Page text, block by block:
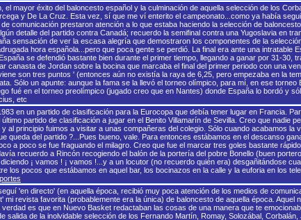
el mayor éxito del baloncesto español y la culminación de aquella selección de los
y De La Cruz. Esta vez, sí que me ví enterito el campeonato...como ya había
comunicación prestaron atención a lo que estaba haciendo la selección de
detalle del partido contra Canadá; recuerdo la semifinal contra una Yugoslavia en
sensación de ver la escasa alegría que demostraron los componentes de la
hora española...pero que poca gente se perdió. La final era ante una intratable
se defendió bastante bien durante el primer tiempo, llegando a ganar por 31-30,
canasta de Jordan sobre la bocina que marcaba el final del primer periodo con una
son tres puntos ' (entonces aún no existía la raya de 6,25, pero empezaba en la
Sólo un apunte: aunque la fama se la llevó el torneo olímpico, para mí, en ese
fué en el torneo preolímpico (jugado creo que en Nantes) donde España lo bordó y
etc
en un partido de clasificación para la Eurocopa que debía tener lugar en Francia.
partido de clasificación a jugar en el Benito Villamarín de Sevilla. Creo que nadie
y al principio fuimos a visitar a unas compañeras del colegio. Sólo cuando acabamos
queda del partido ?...Pues bueno, vale. Para entonces estábamos en el descanso
a poco se fue fraguando el milagro. Creo que fue el marcar tres goles bastante
recuerdo a Rincón recogiendo el balón de la portería del pobre Bonello (buen
¡ vamos ! ¡ vamos !...y a un locutor (no recuerdo quién era) desgañitándose
los pocos que estábamos en aquel bar, los bocinazos en la calle y la euforia en los
'en directo' (en aquella época, recibió muy poca atención de los medios de
mi revista favorita (probablemente era la única) de baloncesto de aquella época. Aquel
es que en Nuevo Basket redactaban las cosas de una manera que te
salida de la inolvidable selección de los Fernando Martín, Romay, Solozábal,